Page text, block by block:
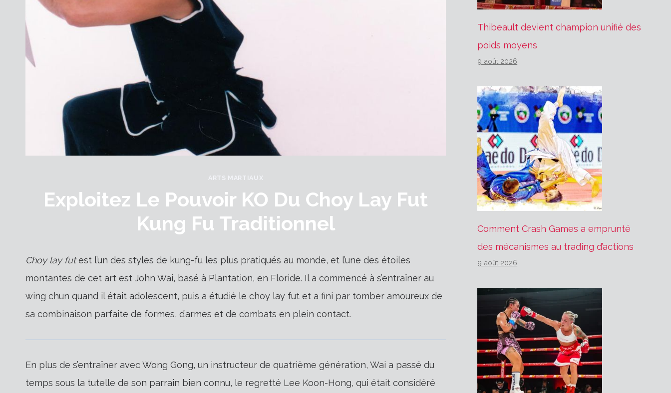
ARTS MARTIAUX
Exploitez Le Pouvoir KO Du Choy Lay Fut
Kung Fu Traditionnel
Choy lay futest l’un des styles de kung-fu les plus pratiqués au monde, et l’une des étoiles
montantes de cet art est John Wai, basé à Plantation, en Floride. Il a commencé à s’entraîner au
wing chun quand il était adolescent, puis a étudié le choy lay fut et a fini par tomber amoureux de
sa combinaison parfaite de formes, d’armes et de combats en plein contact.
En plus de s’entraîner avec Wong Gong, un instructeur de quatrième génération, Wai a passé du
temps sous la tutelle de son parrain bien connu, le regretté Lee Koon-Hong, qui était considéré
Thibeault devient champion unifié des
poids moyens
9 août 2026
Comment Crash Games a emprunté
des mécanismes au trading d’actions
9 août 2026